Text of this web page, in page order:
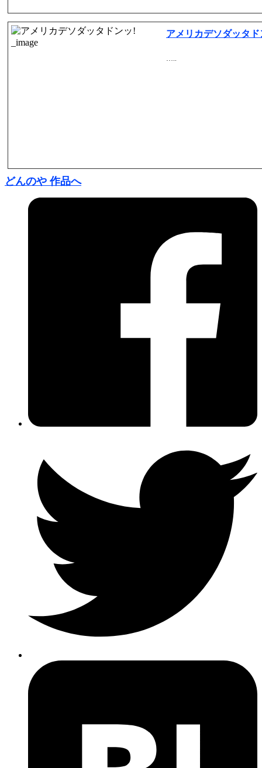
アメリカデソダッタド
…..
どんのや 作品へ